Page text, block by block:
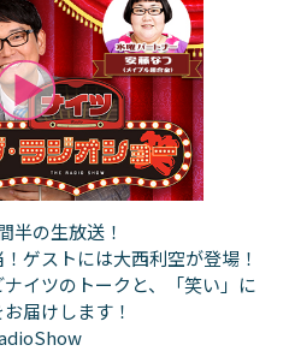
半の生放送！
ゲストには大西利空が登場！
イツのトークと、「笑い」に
届けします！